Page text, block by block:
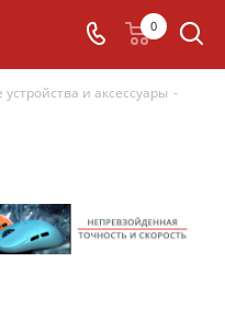
0
и аксессуары -